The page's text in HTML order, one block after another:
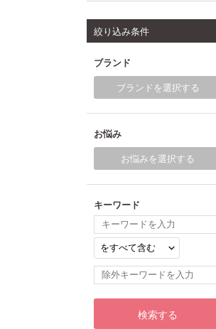
絞り込み条件
ブランド
ブランドを選択する
お悩み
お悩みを選択する
キーワード
検索する